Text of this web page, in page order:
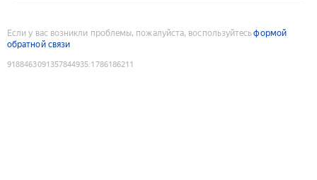
Если у вас возникли проблемы, пожалуйста, воспользуйтесьформой
обратной связи
9188463091357844935:1786186211